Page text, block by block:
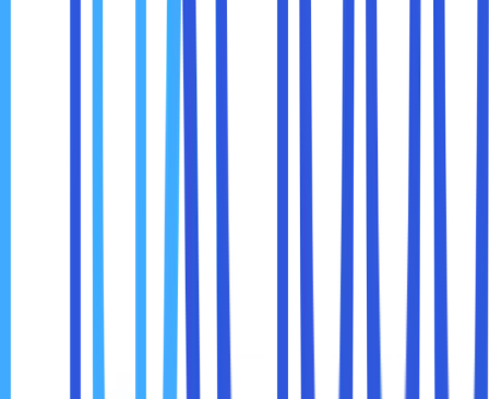
4. Memanfaatkan Fitur Google Cache
Apabila tidak bisa mengakses website versi original,
mungkin sobat maxcloud bisa membuka versi salinannya.
Bahkan, untuk sobat maxcloud juga bisa membuka website
salinan tersebut dengan fitur cache dari Google.